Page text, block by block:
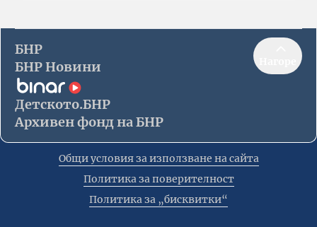
БНР
БНР Новини
Детското.БНР
Архивен фонд на БНР
Общи условия за използване на сайта
Политика за поверителност
Политика за „бисквитки“